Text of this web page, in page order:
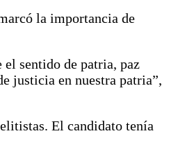
la importancia de
el sentido de patria, paz
justicia en nuestra patria”,
El candidato tenía